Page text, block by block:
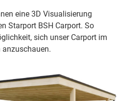
eine 3D Visualisierung
Starport BSH Carport. So
sich unser Carport im